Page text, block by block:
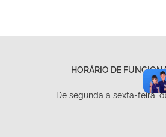
HORÁRIO DE
De segunda a sexta-feira,